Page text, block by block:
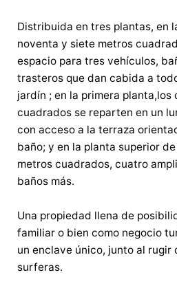
Distribuida en tres plantas, en
noventa y siete metros
espacio para tres vehículos,
trasteros que dan cabida a
jardín ; en la primera
cuadrados se reparten en un
con acceso a la terraza
baño; y en la planta superior
metros cuadrados, cuatro
baños más.
Una propiedad llena de
familiar o bien como negocio
un enclave único, junto al rugir
surferas.